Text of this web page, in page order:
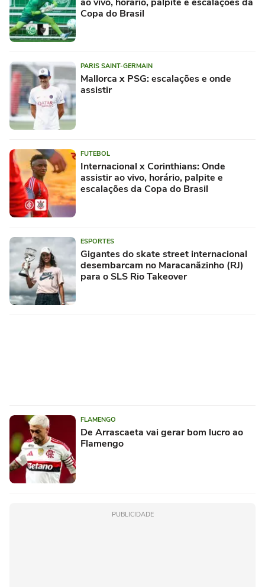
Copa do Brasil
PARIS SAINT-GERMAIN
Mallorca x PSG: escalações e onde
assistir
FUTEBOL
Internacional x Corinthians: Onde
assistir ao vivo, horário, palpite e
escalações da Copa do Brasil
ESPORTES
Gigantes do skate street internacional
desembarcam no Maracanãzinho (RJ)
para o SLS Rio Takeover
FLAMENGO
De Arrascaeta vai gerar bom lucro ao
Flamengo
PUBLICIDADE